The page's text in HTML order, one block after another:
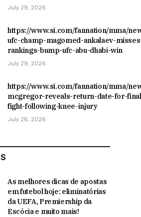
July 29, 2026
https://www.si.com/fannation/mma/
ufc-champ-magomed-ankalaev-
rankings-bump-ufc-abu-dhabi-win
July 29, 2026
https://www.si.com/fannation/mma/
mcgregor-reveals-return-date-for-
fight-following-knee-injury
July 28, 2026
As melhores dicas de apostas
em futebol hoje: eliminatórias
da UEFA, Premiership da
Escócia e muito mais!